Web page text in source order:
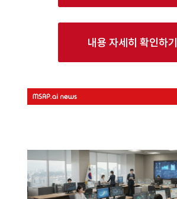
내용 자세히 확인하기